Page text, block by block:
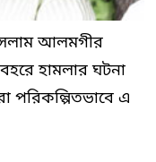
আলমগীর
হামলার ঘটনা
পরিকল্পিতভাবে এ